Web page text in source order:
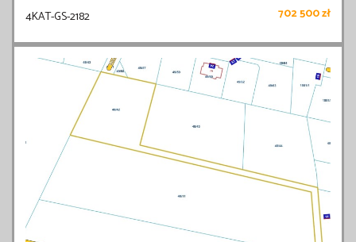
4KAT-GS-2182 702 500 zł